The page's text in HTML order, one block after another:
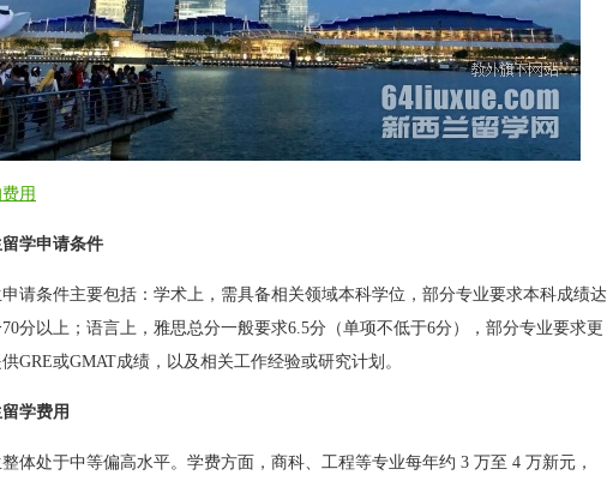
用
学申请条件
请条件主要包括：学术上，需具备相关领域本科学位，部分专业要求本科成绩达
分以上；语言上，雅思总分一般要求6.5分（单项不低于6分），部分专业要求更
GRE或GMAT成绩，以及相关工作经验或研究计划。
学费用
体处于中等偏高水平。学费方面，商科、工程等专业每年约 3 万至 4 万新元，